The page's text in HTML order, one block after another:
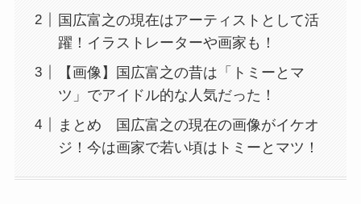
国広富之の現在はアーティストとして活
躍！イラストレーターや画家も！
【画像】国広富之の昔は「トミーとマ
ツ」でアイドル的な人気だった！
まとめ 国広富之の現在の画像がイケオ
ジ！今は画家で若い頃はトミーとマツ！